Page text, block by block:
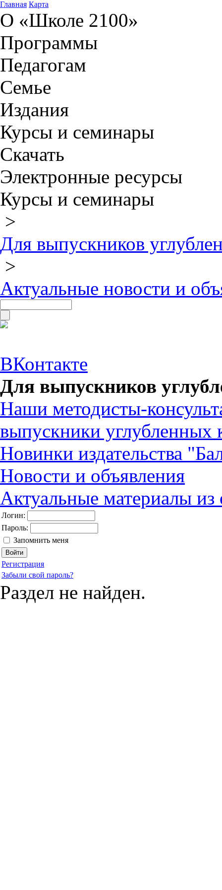
Главная Карта
О «Школе 2100»
Программы
Педагогам
Семье
Издания
Курсы и семинары
Скачать
Электронные ресурсы
Курсы и семинары
>
Для выпускников
>
Актуальные новости и
ВКонтакте
Для выпускников
Наши методисты-
выпускники углубленных
Новинки издательства
Новости и объявления
Актуальные материалы
Логин:
Пароль:
Запомнить меня
Регистрация
Забыли свой пароль?
Раздел не найден.